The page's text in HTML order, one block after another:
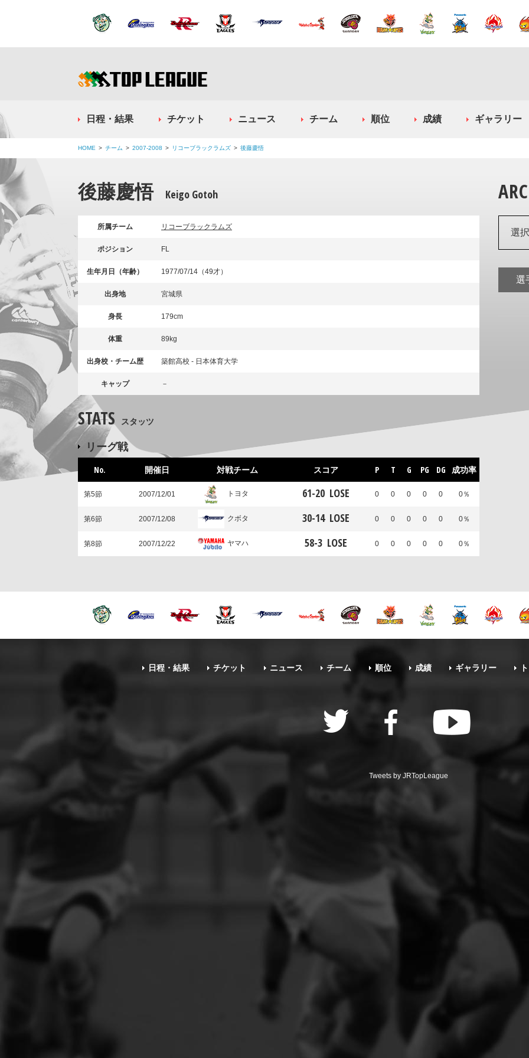
日程・結果 チケット ニュース チーム 順位 成績 ギャラリー
HOME チーム 2007-2008 リコーブラックラムズ 後藤慶悟
後藤慶悟 Keigo Gotoh
所属チーム リコーブラックラムズ
ポジション FL
生年月日（年齢） 1977/07/14（49才）
出身地 宮城県
身長 179cm
体重 89kg
出身校・チーム歴 築館高校 - 日本体育大学
キャップ －
STATS スタッツ
リーグ戦
No. 開催日 対戦チーム スコア P T G PG DG 成功率
第5節 2007/12/01 トヨタ 61-20 LOSE 0 0 0 0 0 0％
第6節 2007/12/08 クボタ 30-14 LOSE 0 0 0 0 0 0％
第8節 2007/12/22 ヤマハ 58-3 LOSE 0 0 0 0 0 0％
選
選
日程・結果 チケット ニュース チーム 順位 成績 ギャラリー
Tweets by JRTopLeague